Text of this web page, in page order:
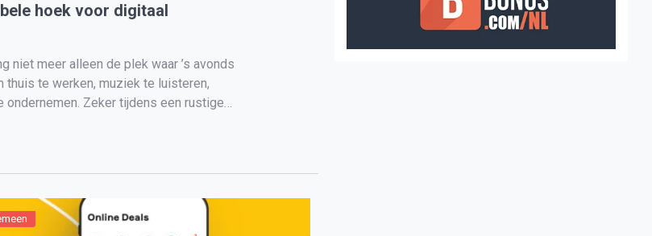
hoek voor digitaal
niet meer alleen de plek waar ’s avonds
te werken, muziek te luisteren,
Zeker tijdens een rustige